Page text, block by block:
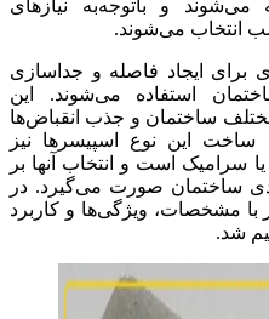
می‌شوند و باتوجه‌به نیازهای
انتخاب می‌شوند.
برای ایجاد فاصله و جداسازی
استفاده می‌شوند. این
ساختمان و جذب انقباض‌ها
ساخت این نوع اسپیسرها نیز
سرامیک است و انتخاب آنها بر
ساختمان صورت می‌گیرد. در
با مشخصات، ویژگی‌ها و کاربرد
شد.